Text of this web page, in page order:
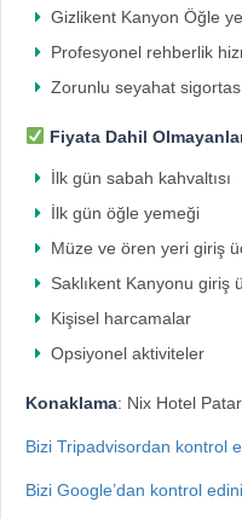
Gizlikent Kanyon Öğle
Profesyonel rehberlik
Zorunlu seyahat
Fiyata Dahil
İlk gün sabah kahvaltısı
İlk gün öğle yemeği
Müze ve ören yeri giriş
Saklıkent Kanyonu giriş
Kişisel harcamalar
Opsiyonel aktiviteler
Konaklama: Nix Hotel
Bizi Tripadvisordan kontrol
Bizi Google’dan kontrol